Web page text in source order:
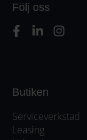
Följ oss
Butiken
Serviceverkstad
Leasing